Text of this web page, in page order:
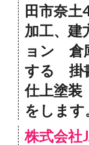
田市奈土
加工、建
ョン 倉
する
仕上塗
をします
株式会社